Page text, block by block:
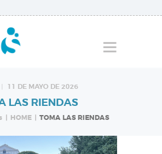
11 DE MAYO DE 2026
LAS RIENDAS
HOME TOMA LAS RIENDAS